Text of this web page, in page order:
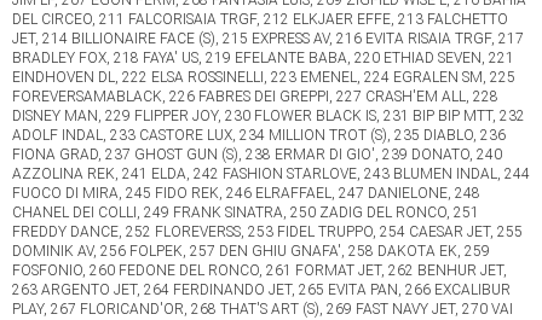
DEL CIRCEO, 211 FALCORISAIA TRGF, 212 ELKJAER EFFE, 213 FALCHETTO
JET, 214 BILLIONAIRE FACE (S), 215 EXPRESS AV, 216 EVITA RISAIA TRGF, 217
BRADLEY FOX, 218 FAYA' US, 219 EFELANTE BABA, 220 ETHIAD SEVEN, 221
EINDHOVEN DL, 222 ELSA ROSSINELLI, 223 EMENEL, 224 EGRALEN SM, 225
FOREVERSAMABLACK, 226 FABRES DEI GREPPI, 227 CRASH'EM ALL, 228
DISNEY MAN, 229 FLIPPER JOY, 230 FLOWER BLACK IS, 231 BIP BIP MTT, 232
ADOLF INDAL, 233 CASTORE LUX, 234 MILLION TROT (S), 235 DIABLO, 236
FIONA GRAD, 237 GHOST GUN (S), 238 ERMAR DI GIO', 239 DONATO, 240
AZZOLINA REK, 241 ELDA, 242 FASHION STARLOVE, 243 BLUMEN INDAL, 244
FUOCO DI MIRA, 245 FIDO REK, 246 ELRAFFAEL, 247 DANIELONE, 248
CHANEL DEI COLLI, 249 FRANK SINATRA, 250 ZADIG DEL RONCO, 251
FREDDY DANCE, 252 FLOREVERSS, 253 FIDEL TRUPPO, 254 CAESAR JET, 255
DOMINIK AV, 256 FOLPEK, 257 DEN GHIU GNAFA', 258 DAKOTA EK, 259
FOSFONIO, 260 FEDONE DEL RONCO, 261 FORMAT JET, 262 BENHUR JET,
263 ARGENTO JET, 264 FERDINANDO JET, 265 EVITA PAN, 266 EXCALIBUR
PLAY, 267 FLORICAND'OR, 268 THAT'S ART (S), 269 FAST NAVY JET, 270 VAI